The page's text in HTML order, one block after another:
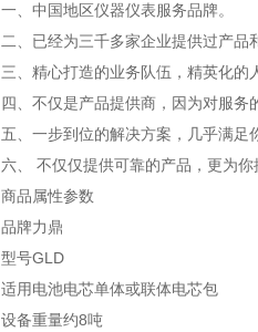
一、中国地区仪器仪表服务品牌。
二、已经为三千多家企业提供过产品
三、精心打造的业务队伍，精英化的
四、不仅是产品提供商，因为对服务
五、一步到位的解决方案，几乎满足
六、 不仅仅提供可靠的产品，更为
商品属性参数
品牌力鼎
型号GLD
适用电池电芯单体或联体电芯包
设备重量约8吨